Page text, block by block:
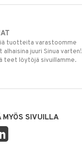
tuotteita varastoomme
alhaisina juuri Sinua varten!
teet löytöjä sivuillamme.
MYÖS SIVUILLA